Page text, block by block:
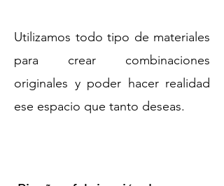
Utilizamos todo tipo de materiales
para crear combinaciones
originales y poder hacer realidad
ese espacio que tanto deseas.